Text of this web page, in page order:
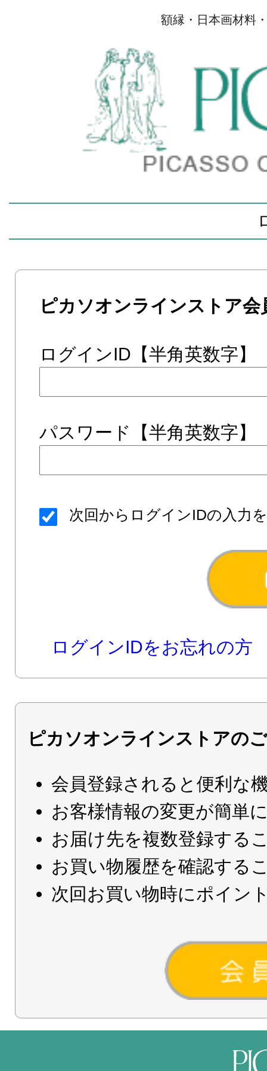
額縁・日本画材料
ピカソオンラインストア会
ログインID【半角英数字】
パスワード【半角英数字】
次回からログインIDの入力
ログインIDをお忘れの方
ピカソオンラインストアの
会員登録されると便利な
お客様情報の変更が簡単
お届け先を複数登録する
お買い物履歴を確認する
次回お買い物時にポイン